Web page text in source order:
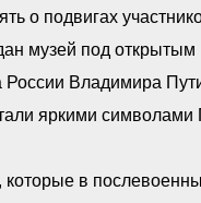
о подвигах
музей под
Владимира
яркими
которые в